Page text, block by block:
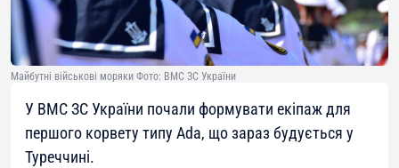
Майбутні військові моряки Фото: ВМС ЗС України
У ВМС ЗС України почали формувати екіпаж для
першого корвету типу Ada, що зараз будується у
Туреччині.